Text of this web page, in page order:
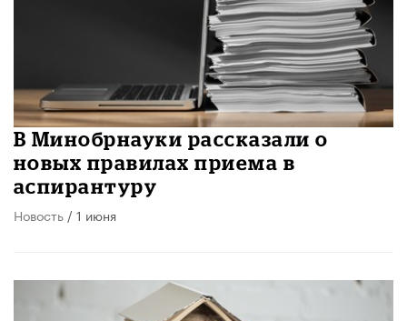
В Минобрнауки рассказали о
новых правилах приема в
аспирантуру
Новость / 1 июня